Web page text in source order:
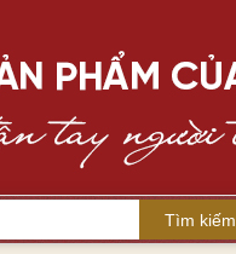
Tìm kiếm